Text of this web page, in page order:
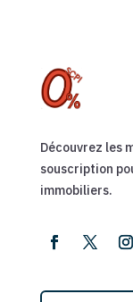
Découvrez les
souscription
immobiliers.